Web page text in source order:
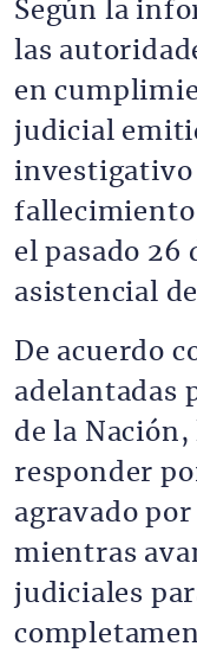
Según la
las
en
judicial
investigativo
fallecimiento
el pasado 26
asistencial
De acuerdo
adelantadas
de la
responder
agravado
mientras
judiciales